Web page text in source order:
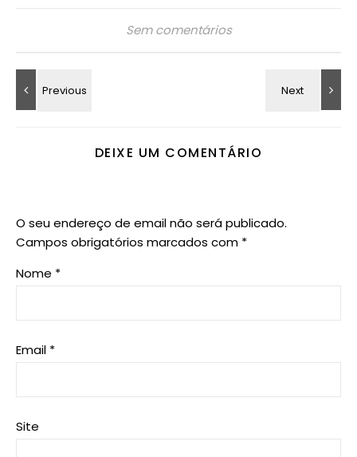
Sem comentários
DEIXE UM COMENTÁRIO
O seu endereço de email não será publicado.
Campos obrigatórios marcados com *
Nome *
Email *
Site